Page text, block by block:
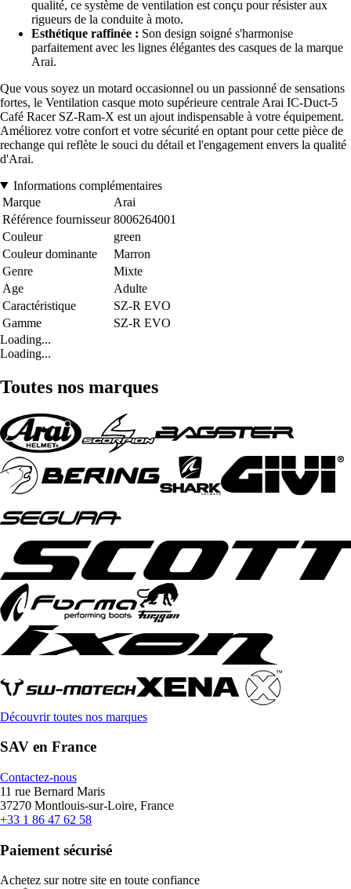
qualité, ce système de ventilation est conçu pour résister aux
rigueurs de la conduite à moto.
Esthétique raffinée : Son design soigné s'harmonise
parfaitement avec les lignes élégantes des casques de la marque
Arai.
Que vous soyez un motard occasionnel ou un passionné de sensations
fortes, le Ventilation casque moto supérieure centrale Arai IC-Duct-5
Café Racer SZ-Ram-X est un ajout indispensable à votre équipement.
Améliorez votre confort et votre sécurité en optant pour cette pièce de
rechange qui reflète le souci du détail et l'engagement envers la qualité
d'Arai.
Informations complémentaires
Marque
Arai
Référence fournisseur 8006264001
Couleur
green
Couleur dominante
Marron
Genre
Mixte
Age
Adulte
Caractéristique
SZ-R EVO
Gamme
SZ-R EVO
Loading...
Loading...
Toutes nos marques
Découvrir toutes nos marques
SAV en France
Contactez-nous
11 rue Bernard Maris
37270 Montlouis-sur-Loire, France
+33 1 86 47 62 58
Paiement sécurisé
Achetez sur notre site en toute confiance